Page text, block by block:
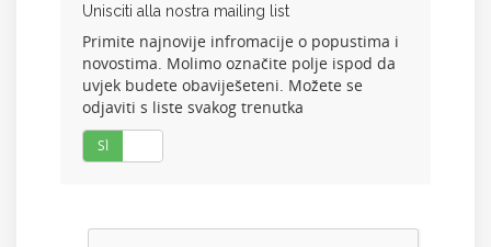
Unisciti alla nostra mailing list
Primite najnovije infromacije o popustima i
novostima. Molimo označite polje ispod da
uvjek budete obaviješeteni. Možete se
odjaviti s liste svakog trenutka
SÌ